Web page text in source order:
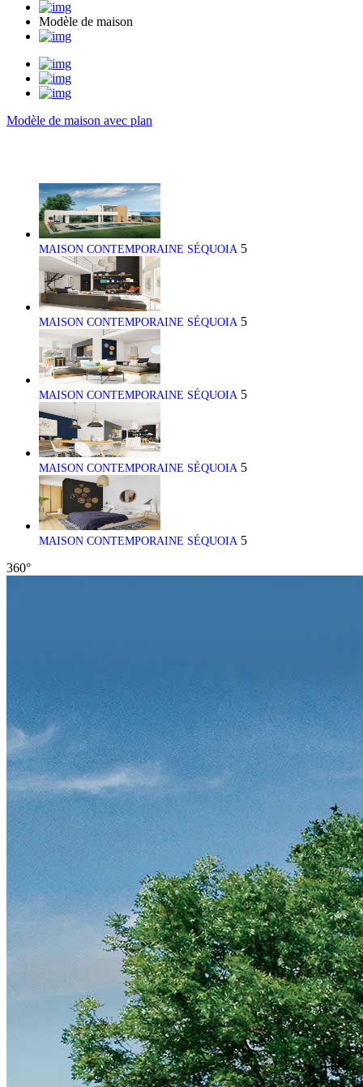
Modèle de maison
Modèle de maison avec plan
MAISON CONTEMPORAINE SÉQUOIA 5
MAISON CONTEMPORAINE SÉQUOIA 5
MAISON CONTEMPORAINE SÉQUOIA 5
MAISON CONTEMPORAINE SÉQUOIA 5
MAISON CONTEMPORAINE SÉQUOIA 5
360°